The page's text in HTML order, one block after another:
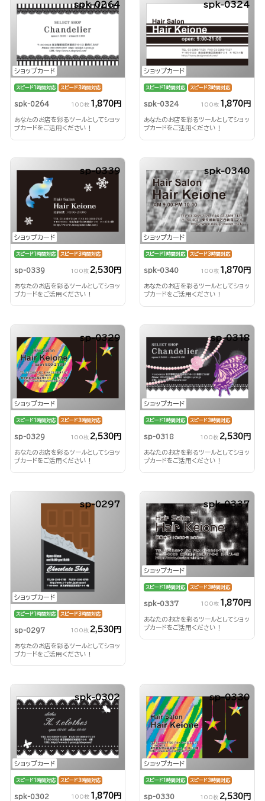
ショップカード
spk-0264
スピード1時間対応 スピード3時間対応
spk-0264 100枚 1,870円
あなたのお店を彩るツールとしてショッ
プカードをご活用ください！
ショップカード
spk-0324
スピード1時間対応 スピード3時間対応
spk-0324 100枚 1,870円
あなたのお店を彩るツールとしてショッ
プカードをご活用ください！
ショップカード
sp-0339
スピード1時間対応 スピード3時間対応
sp-0339 100枚 2,530円
あなたのお店を彩るツールとしてショッ
プカードをご活用ください！
ショップカード
spk-0340
スピード1時間対応 スピード3時間対応
spk-0340 100枚 1,870円
あなたのお店を彩るツールとしてショッ
プカードをご活用ください！
ショップカード
sp-0329
スピード1時間対応 スピード3時間対応
sp-0329 100枚 2,530円
あなたのお店を彩るツールとしてショッ
プカードをご活用ください！
ショップカード
sp-0318
スピード1時間対応 スピード3時間対応
sp-0318 100枚 2,530円
あなたのお店を彩るツールとしてショッ
プカードをご活用ください！
ショップカード
sp-0297
スピード1時間対応 スピード3時間対応
sp-0297 100枚 2,530円
あなたのお店を彩るツールとしてショッ
プカードをご活用ください！
ショップカード
spk-0337
スピード1時間対応 スピード3時間対応
spk-0337 100枚 1,870円
あなたのお店を彩るツールとしてショッ
プカードをご活用ください！
ショップカード
spk-0302
スピード1時間対応 スピード3時間対応
spk-0302 100枚 1,870円
ショップカード
sp-0330
スピード1時間対応 スピード3時間対応
sp-0330 100枚 2,530円